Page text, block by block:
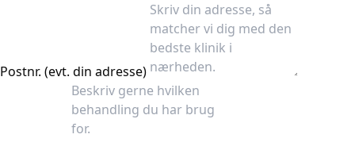
Postnr. (evt. din adresse)